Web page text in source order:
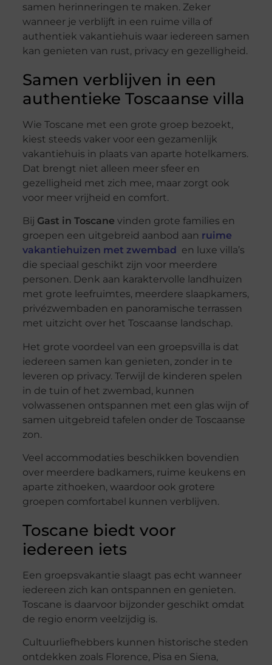
samen herinneringen te maken. Zeker
wanneer je verblijft in een ruime villa of
authentiek vakantiehuis waar iedereen samen
kan genieten van rust, privacy en gezelligheid.
Samen verblijven in een
authentieke Toscaanse villa
Wie Toscane met een grote groep bezoekt,
kiest steeds vaker voor een gezamenlijk
vakantiehuis in plaats van aparte hotelkamers.
Dat brengt niet alleen meer sfeer en
gezelligheid met zich mee, maar zorgt ook
voor meer vrijheid en comfort.
Bij Gast in Toscane vinden grote families en
groepen een uitgebreid aanbod aan ruime
vakantiehuizen met zwembad
en luxe villa’s
die speciaal geschikt zijn voor meerdere
personen. Denk aan karaktervolle landhuizen
met grote leefruimtes, meerdere slaapkamers,
privézwembaden en panoramische terrassen
met uitzicht over het Toscaanse landschap.
Het grote voordeel van een groepsvilla is dat
iedereen samen kan genieten, zonder in te
leveren op privacy. Terwijl de kinderen spelen
in de tuin of het zwembad, kunnen
volwassenen ontspannen met een glas wijn of
samen uitgebreid tafelen onder de Toscaanse
zon.
Veel accommodaties beschikken bovendien
over meerdere badkamers, ruime keukens en
aparte zithoeken, waardoor ook grotere
groepen comfortabel kunnen verblijven.
Toscane biedt voor
iedereen iets
Een groepsvakantie slaagt pas echt wanneer
iedereen zich kan ontspannen en genieten.
Toscane is daarvoor bijzonder geschikt omdat
de regio enorm veelzijdig is.
Cultuurliefhebbers kunnen historische steden
ontdekken zoals Florence, Pisa en Siena,